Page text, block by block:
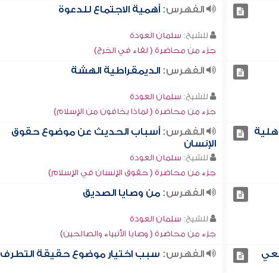
الفهرس: أهمية الاجتماع للدعوة
للشيخ: سلمان العودة
جزء من محاضرة ( لقاء في الخرج)
الفهرس: الديمقراطية الهشة
للشيخ: سلمان العودة
جزء من محاضرة ( لماذا يخافون من الإسلام)
الفهرس: أسباب الحديث عن موضوع حقوق
الإنسان
للشيخ: سلمان العودة
جزء من محاضرة ( حقوق الإنسان في الإسلام)
الفهرس: من وصايا الصديق
للشيخ: سلمان العودة
جزء من محاضرة ( وصايا الأنبياء والصالحين)
الفهرس: سبب اختيار موضوع حقيقة التطرف